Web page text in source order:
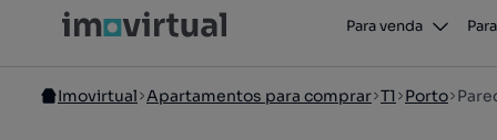
Para venda
Imovirtual Apartamentos para comprar T1 Porto